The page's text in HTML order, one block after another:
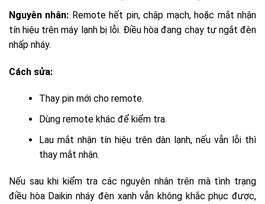
Nguyên nhân: Remote hết pin, chập mạch, hoặc mắt nhận
tín hiệu trên máy lạnh bị lỗi. Điều hòa đang chạy tự ngắt đèn
nhấp nháy.
Cách sửa:
Thay pin mới cho remote.
Dùng remote khác để kiểm tra.
Lau mắt nhận tín hiệu trên dàn lạnh, nếu vẫn lỗi thì
thay mắt nhận.
Nếu sau khi kiểm tra các nguyên nhân trên mà tình trạng
điều hòa Daikin nháy đèn xanh vẫn không khắc phục được,